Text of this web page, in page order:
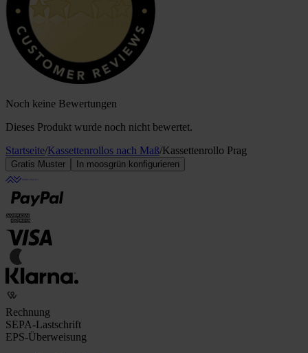
Noch keine Bewertungen
Dieses Produkt wurde noch nicht bewertet.
Startseite/Kassettenrollos nach Maß/Kassettenrollo Prag
Gratis Muster In moosgrün konfigurieren
Rechnung
SEPA-Lastschrift
EPS-Überweisung